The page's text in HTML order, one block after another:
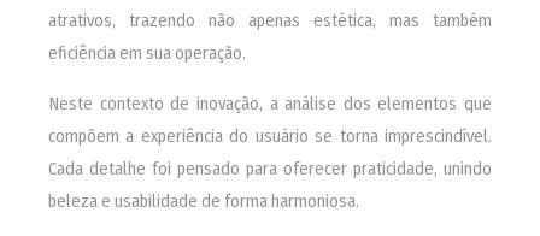
atrativos, trazendo não apenas estética, mas também
eficiência em sua operação.
Neste contexto de inovação, a análise dos elementos que
compõem a experiência do usuário se torna imprescindível.
Cada detalhe foi pensado para oferecer praticidade, unindo
beleza e usabilidade de forma harmoniosa.